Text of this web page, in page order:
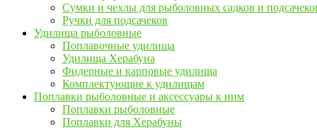
Сумки и чехлы для рыболовных садков и
Ручки для подсачеков
Удилища рыболовные
Поплавочные удилища
Удилища Херабуна
Фидерные и карповые удилища
Комплектующие к удилищам
Поплавки рыболовные и аксессуары к ним
Поплавки рыболовные
Поплавки для Херабуны